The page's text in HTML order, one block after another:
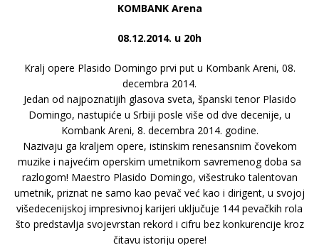
KOMBANK Arena
08.12.2014. u 20h
Kralj opere Plasido Domingo prvi put u Kombank Areni, 08.
decembra 2014.
Jedan od najpoznatijih glasova sveta, španski tenor Plasido
Domingo, nastupiće u Srbiji posle više od dve decenije, u
Kombank Areni, 8. decembra 2014. godine.
Nazivaju ga kraljem opere, istinskim renesansnim čovekom
muzike i najvećim operskim umetnikom savremenog doba sa
razlogom! Maestro Plasido Domingo, višestruko talentovan
umetnik, priznat ne samo kao pevač već kao i dirigent, u svojoj
višedecenijskoj impresivnoj karijeri uključuje 144 pevačkih rola
što predstavlja svojevrstan rekord i cifru bez konkurencije kroz
čitavu istoriju opere!